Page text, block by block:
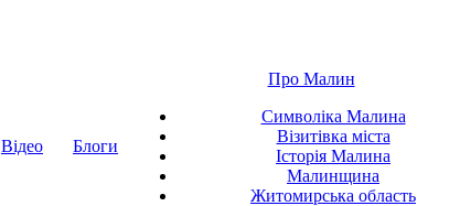
Відео Блоги
Про Малин
Символіка Малина
Візитівка міста
Історія Малина
Малинщина
Житомирська область